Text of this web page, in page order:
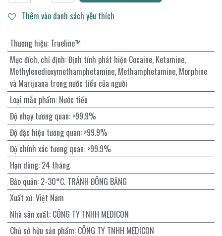
Thêm vào danh sách yêu thích
Thương hiệu: Trueline™
Mục đích, chỉ định:Định tính phát hiện Cocaine, Ketamine,
Methylenedioxymethamphetamine, Methamphetamine, Morphine
và Marijuana trong nước tiểu của người
Loại mẫu phẩm: Nước tiểu
Độ nhạy tương quan: >99.9%
Độ đặc hiệu tương quan: >99.9%
Độ chính xác tương quan: >99.9%
Hạn dùng: 24 tháng
Bảo quản: 2-30°C. TRÁNH ĐÔNG BĂNG
Xuất xứ:Việt Nam
Nhà sản xuất: CÔNG TY TNHH MEDICON
Chủ sở hữu sản phẩm: CÔNG TY TNHH MEDICON